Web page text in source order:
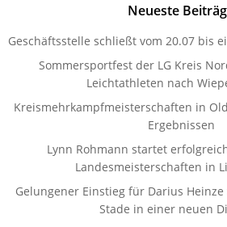
Neueste
Geschäftsstelle schließt vom 20.07 bis
Sommersportfest der LG Kreis
Leichtathleten nach
Kreismehrkampfmeisterschaften in
Ergebnissen
Lynn Rohmann startet
Landesmeisterschaften in
Gelungener Einstieg für Darius
Stade in einer neuen